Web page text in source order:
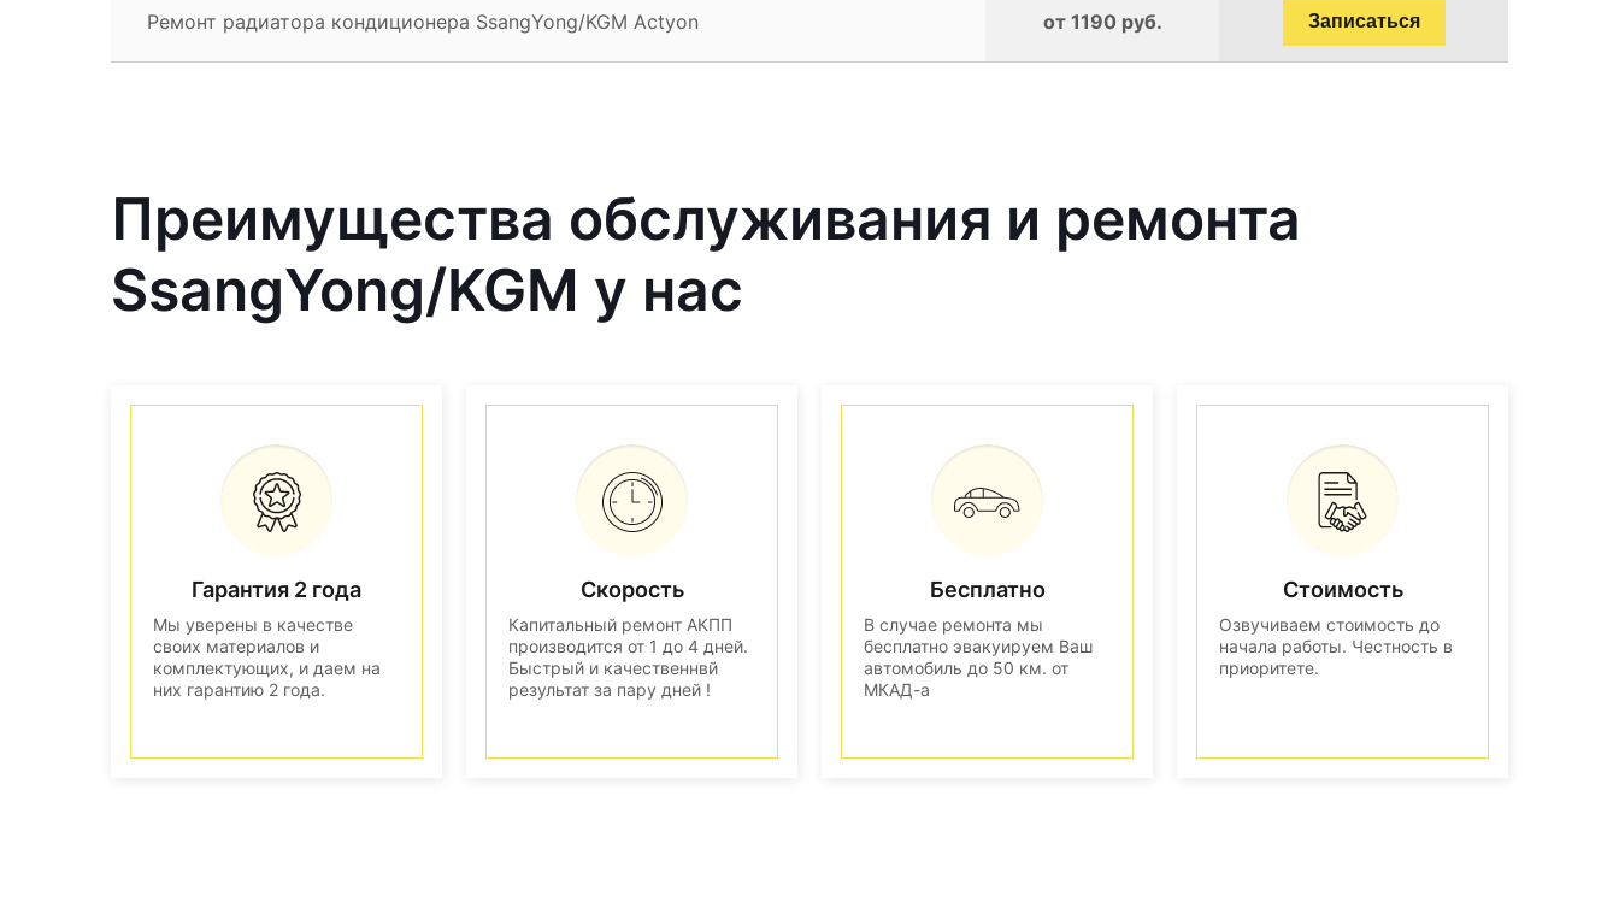
Ремонт радиатора кондиционера SsangYong/KGM Actyon от 1190 руб. Записаться
Преимущества обслуживания и ремонта
SsangYong/KGM у нас
Гарантия 2 года
Мы уверены в качестве
своих материалов и
комплектующих, и даем на
них гарантию 2 года.
Скорость
Капитальный ремонт АКПП
производится от 1 до 4 дней.
Быстрый и качественнвй
результат за пару дней !
Бесплатно
В случае ремонта мы
бесплатно эвакуируем Ваш
автомобиль до 50 км. от
МКАД-а
Стоимость
Озвучиваем стоимость до
начала работы. Честность в
приоритете.